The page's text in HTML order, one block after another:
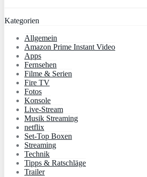
Kategorien
Allgemein
Amazon Prime Instant Video
Apps
Fernsehen
Filme & Serien
Fire TV
Fotos
Konsole
Live-Stream
Musik Streaming
netflix
Set-Top Boxen
Streaming
Technik
Tipps & Ratschläge
Trailer